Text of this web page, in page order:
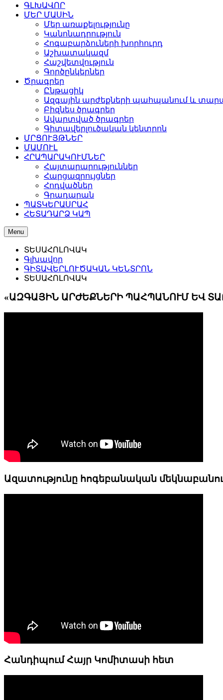
ԳԼԽԱՎՈՐ
ՄԵՐ ՄԱՍԻՆ
Մեր առաքելությունը
Կանոնադրություն
Հոգաբարձուների խորհուրդ
Աշխատակազմ
Հաշվետվություն
Գործընկերներ
Ծրագրեր
Ընթացիկ
Ազգային արժեքների պահպանում և
Բիզնես ծրագրեր
Ավարտված ծրագրեր
Գիտավերլուծական կենտրոն
ՄՐՑՈՒՅԹՆԵՐ
ՄԱՄՈՒԼ
ՀՐԱՊԱՐԱԿՈՒՄՆԵՐ
Հայտարարություններ
Հարցազրույցներ
Հոդվածներ
Գրադարան
ՊԱՏԿԵՐԱՍՐԱՀ
ՀԵՏԱԴԱՐՁ ԿԱՊ
Menu
ՏԵՍԱՀՈԼՈՎԱԿ
Գլխավոր
ԳԻՏԱՎԵՐԼՈՒԾԱԿԱՆ ԿԵՆՏՐՈՆ
ՏԵՍԱՀՈԼՈՎԱԿ
«ԱԶԳԱՅԻՆ ԱՐԺԵՔՆԵՐԻ ՊԱՀՊԱՆՈՒՄ ԵՎ
Ազատությունը հոգեբանական
Հանդիպում Հայր Կոմիտասի հետ